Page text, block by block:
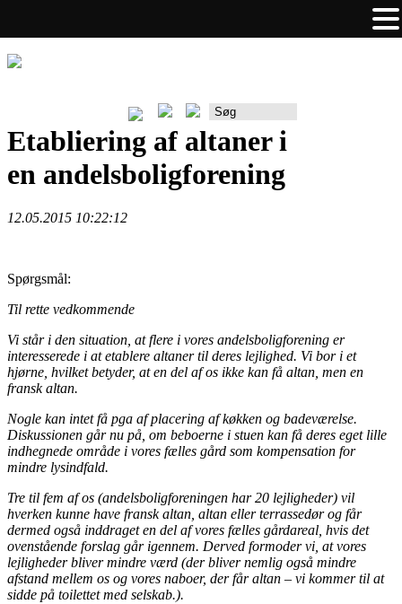
Etabliering af altaner i
en andelsboligforening
12.05.2015 10:22:12
Spørgsmål:
Til rette vedkommende
Vi står i den situation, at flere i vores andelsboligforening er
interesserede i at etablere altaner til deres lejlighed. Vi bor i et
hjørne, hvilket betyder, at en del af os ikke kan få altan, men en
fransk altan.
Nogle kan intet få pga af placering af køkken og badeværelse.
Diskussionen går nu på, om beboerne i stuen kan få deres eget lille
indhegnede område i vores fælles gård som kompensation for
mindre lysindfald.
Tre til fem af os (andelsboligforeningen har 20 lejligheder) vil
hverken kunne have fransk altan, altan eller terrassedør og får
dermed også inddraget en del af vores fælles gårdareal, hvis det
ovenstående forslag går igennem. Derved formoder vi, at vores
lejligheder bliver mindre værd (der bliver nemlig også mindre
afstand mellem os og vores naboer, der får altan – vi kommer til at
sidde på toilettet med selskab.).